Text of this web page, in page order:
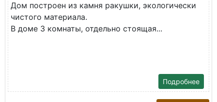
Дом построен из камня ракушки, экологически
чистого материала.
В доме 3 комнаты, отдельно стоящая...
Подробнее